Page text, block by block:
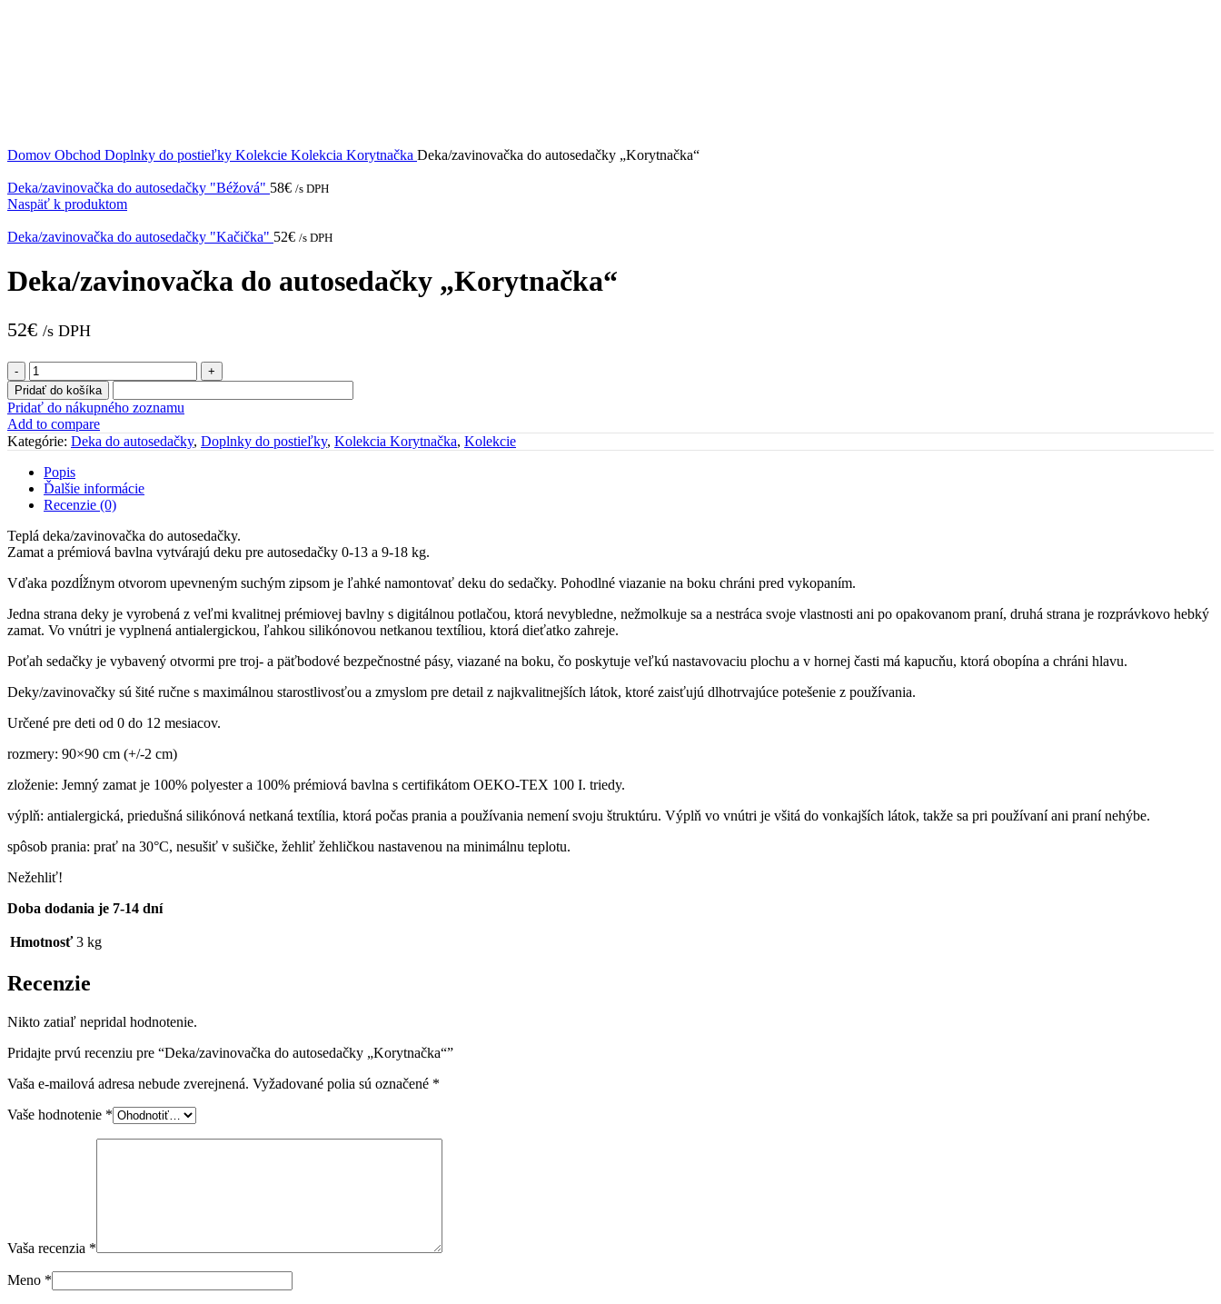
Domov Obchod Doplnky do postieľky Kolekcie Kolekcia Korytnačka Deka/zavinovačka do autosedačky „Korytnačka“
Deka/zavinovačka do autosedačky "Béžová" 58€ /s DPH
Naspäť k produktom
Deka/zavinovačka do autosedačky "Kačička" 52€ /s DPH
Deka/zavinovačka do autosedačky „Korytnačka“
52€ /s DPH
množstvo
Deka/zavinovačka
do
autosedačky
"Korytnačka"
Pridať do košíka
Pridať do nákupného zoznamu
Add to compare
Kategórie: Deka do autosedačky, Doplnky do postieľky, Kolekcia Korytnačka, Kolekcie
Popis
Ďalšie informácie
Recenzie (0)
Teplá deka/zavinovačka do autosedačky.
Zamat a prémiová bavlna vytvárajú deku pre autosedačky 0-13 a 9-18 kg.
Vďaka pozdĺžnym otvorom upevneným suchým zipsom je ľahké namontovať deku do sedačky. Pohodlné viazanie na boku chráni pred vykopaním.
Jedna strana deky je vyrobená z veľmi kvalitnej prémiovej bavlny s digitálnou potlačou, ktorá nevybledne, nežmolkuje sa a nestráca svoje vlastnosti ani po opakovanom praní, druhá strana je rozprávkovo hebký
zamat. Vo vnútri je vyplnená antialergickou, ľahkou silikónovou netkanou textíliou, ktorá dieťatko zahreje.
Poťah sedačky je vybavený otvormi pre troj- a päťbodové bezpečnostné pásy, viazané na boku, čo poskytuje veľkú nastavovaciu plochu a v hornej časti má kapucňu, ktorá obopína a chráni hlavu.
Deky/zavinovačky sú šité ručne s maximálnou starostlivosťou a zmyslom pre detail z najkvalitnejších látok, ktoré zaisťujú dlhotrvajúce potešenie z používania.
Určené pre deti od 0 do 12 mesiacov.
rozmery: 90×90 cm (+/-2 cm)
zloženie: Jemný zamat je 100% polyester a 100% prémiová bavlna s certifikátom OEKO-TEX 100 I. triedy.
výplň: antialergická, priedušná silikónová netkaná textília, ktorá počas prania a používania nemení svoju štruktúru. Výplň vo vnútri je všitá do vonkajších látok, takže sa pri používaní ani praní nehýbe.
spôsob prania: prať na 30°C, nesušiť v sušičke, žehliť žehličkou nastavenou na minimálnu teplotu.
Nežehliť!
Doba dodania je 7-14 dní
Hmotnosť 3 kg
Recenzie
Nikto zatiaľ nepridal hodnotenie.
Pridajte prvú recenziu pre “Deka/zavinovačka do autosedačky „Korytnačka“”
Vaša e-mailová adresa nebude zverejnená. Vyžadované polia sú označené *
Vaše hodnotenie *
Vaša recenzia *
Meno *